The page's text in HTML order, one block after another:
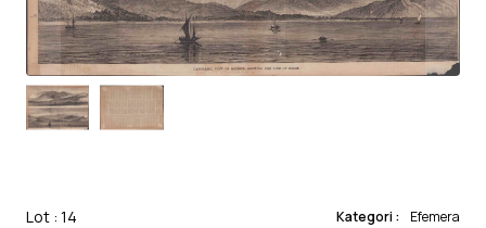
Lot : 14 Kategori : Efemera